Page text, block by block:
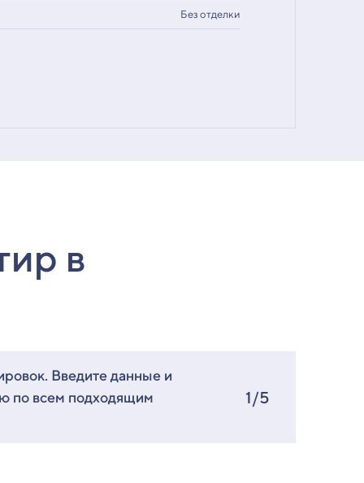
Без отделки
в
Введите данные и
по всем подходящим
1/5